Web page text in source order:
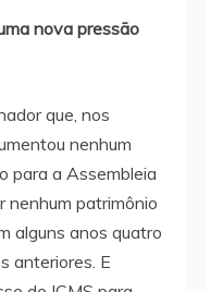
nova pressão
que, nos
nenhum
para a Assembleia
nenhum patrimônio
alguns anos quatro
anteriores. E